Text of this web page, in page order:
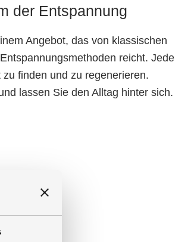
der Entspannung
Angebot, das von klassischen
reicht. Jede
finden und zu regenerieren.
lassen Sie den Alltag hinter sich.